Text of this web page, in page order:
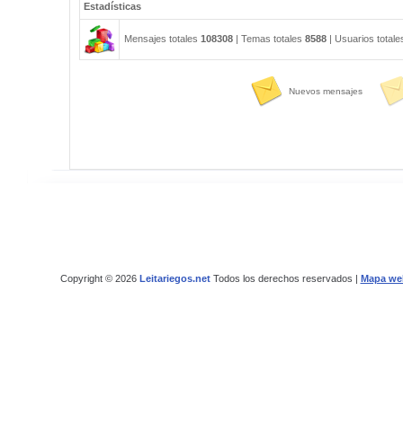
Estadísticas
Mensajes totales 108308| Temas totales 8588| Usuarios
Nuevos mensajes
Copyright © 2026 Leitariegos.netTodos los derechos reservados | Mapa